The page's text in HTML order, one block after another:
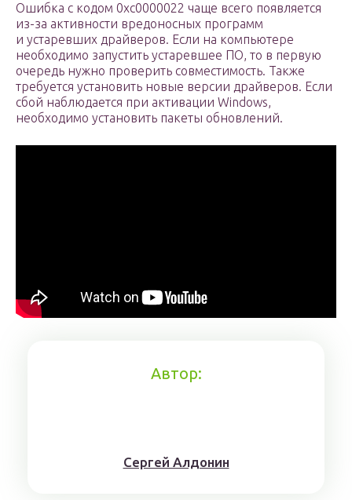
Ошибка с кодом 0xc0000022 чаще всего появляется
из-за активности вредоносных программ
и устаревших драйверов. Если на компьютере
необходимо запустить устаревшее ПО, то в первую
очередь нужно проверить совместимость. Также
требуется установить новые версии драйверов. Если
сбой наблюдается при активации Windows,
необходимо установить пакеты обновлений.
Автор:
Сергей Алдонин